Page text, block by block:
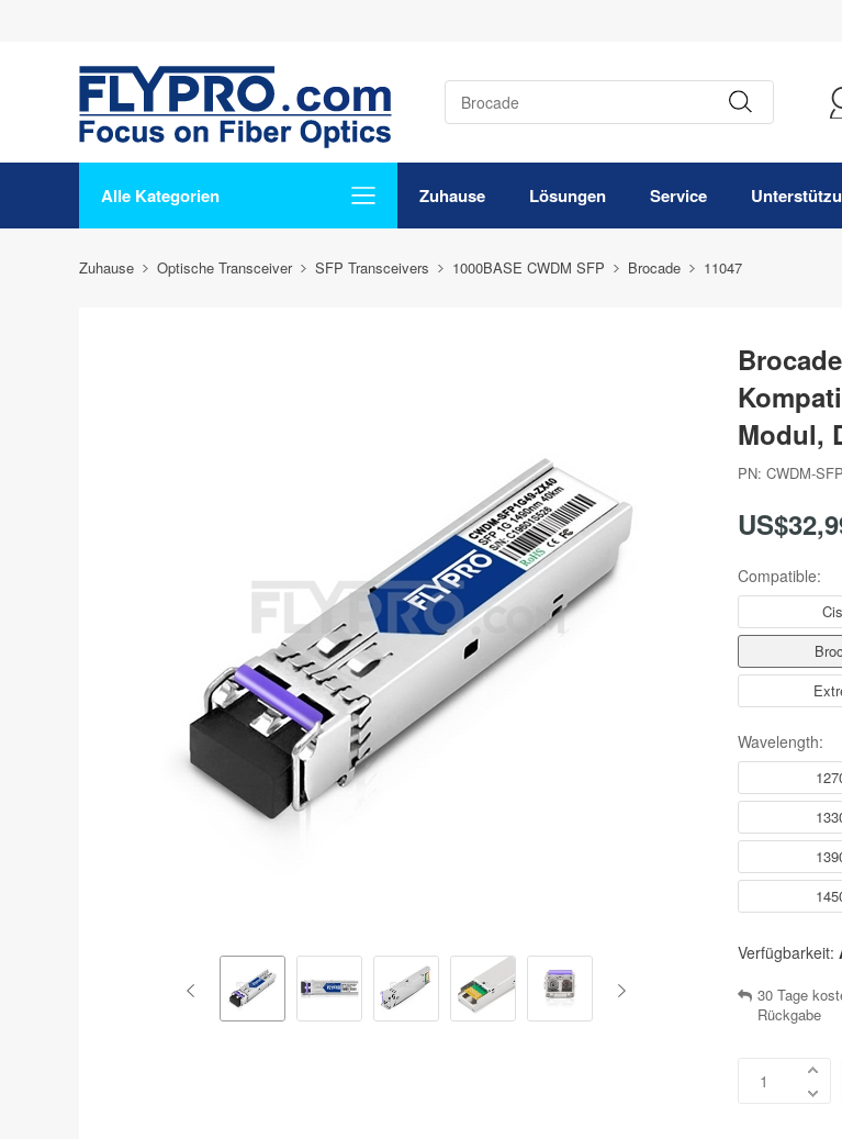
Alle Kategorien Zuhause Lösungen Service
Zuhause Optische Transceiver SFP Transceivers 1000BASE CWDM SFP Brocade 11047
Modul,
PN: CWDM-
Compatible:
Wavelength:
Verfügbarkeit:
30 Tage
Rückgabe